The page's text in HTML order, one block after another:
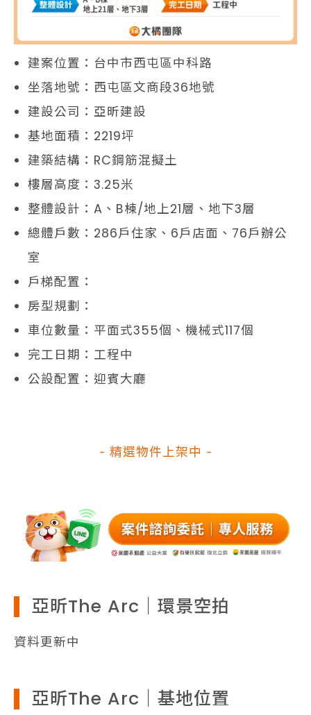
建案位置：台中市西屯區中科路
坐落地號：西屯區文商段36地號
建設公司：亞昕建設
基地面積：2219坪
建築結構：RC鋼筋混擬土
樓層高度：3.25米
整體設計：A、B棟/地上21層、地下3層
總體戶數：286戶住家、6戶店面、76戶辦公
室
戶梯配置：
房型規劃：
車位數量：平面式355個、機械式117個
完工日期：工程中
公設配置：迎賓大廳
- 精選物件上架中 -
亞昕The Arc｜環景空拍
資料更新中
亞昕The Arc｜基地位置